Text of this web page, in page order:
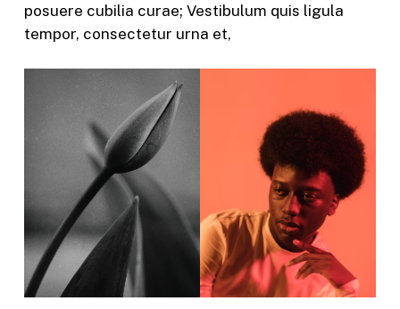
posuere cubilia curae; Vestibulum quis ligula
tempor, consectetur urna et,